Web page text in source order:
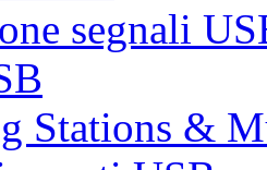
segnali
Stations &